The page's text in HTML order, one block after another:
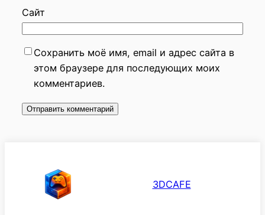
Сайт
Сохранить моё имя, email и адрес сайта в
этом браузере для последующих моих
комментариев.
3DCAFE